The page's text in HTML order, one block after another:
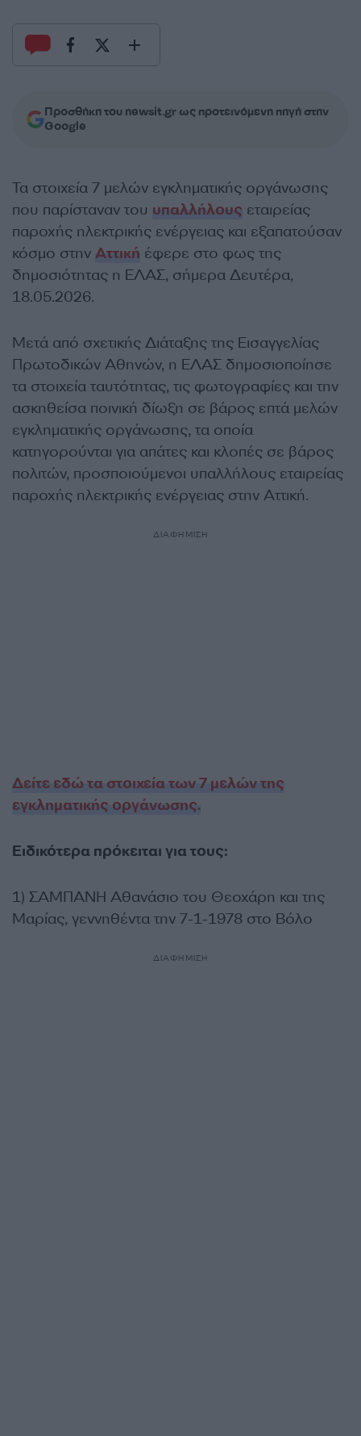
Προσθήκη του newsit.gr ως προτεινόμενη πηγή στην
Google
Τα στοιχεία 7 μελών εγκληματικής οργάνωσης
που παρίσταναν του υπαλλήλους εταιρείας
παροχής ηλεκτρικής ενέργειας και εξαπατούσαν
κόσμο στην Αττική έφερε στο φως της
δημοσιότητας η ΕΛΑΣ, σήμερα Δευτέρα,
18.05.2026.
Μετά από σχετικής Διάταξης της Εισαγγελίας
Πρωτοδικών Αθηνών, η ΕΛΑΣ δημοσιοποίησε
τα στοιχεία ταυτότητας, τις φωτογραφίες και την
ασκηθείσα ποινική δίωξη σε βάρος επτά μελών
εγκληματικής οργάνωσης, τα οποία
κατηγορούνται για απάτες και κλοπές σε βάρος
πολιτών, προσποιούμενοι υπαλλήλους εταιρείας
παροχής ηλεκτρικής ενέργειας στην Αττική.
ΔΙΑΦΗΜΙΣΗ
Δείτε εδώ τα στοιχεία των 7 μελών της
εγκληματικής οργάνωσης.
Ειδικότερα πρόκειται για τους:
1) ΣΑΜΠΑΝΗ Αθανάσιο του Θεοχάρη και της
Μαρίας, γεννηθέντα την 7-1-1978 στο Βόλο
ΔΙΑΦΗΜΙΣΗ